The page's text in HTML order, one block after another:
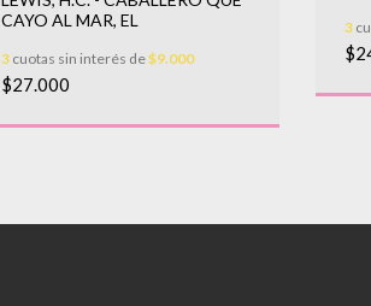
CAYO AL MAR, EL
3 cuotas sin interés de$9.000
$27.000
3